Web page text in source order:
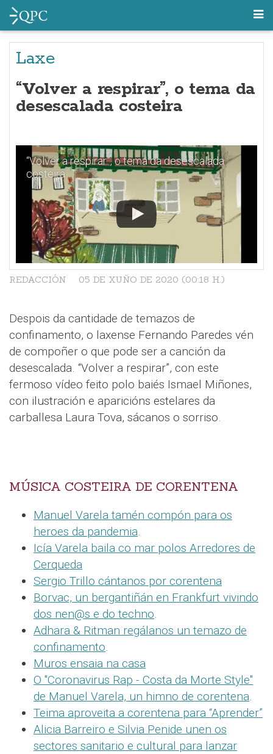
Laxe
“Volver a respirar”, o tema da
desescalada costeira
“Volver a respirar”, o tema da desescalada
costeira
05 DE XUÑO DE 2020 (00:18 H.)
REDACCIÓN
Despois da cantidade de temazos de
confinamento, o laxense Fernando Paredes vén
de compoñer o que pode ser a canción da
desescalada. “Volver a respirar”, con este
fermoso vídeo feito polo baiés Ismael Miñones,
con ilustración e aparicións estelares da
carballesa Laura Tova, sácanos o sorriso.
MÚSICA COSTEIRA DE CORENTENA
Manuel Varela tamén compón para os
heroes da pandemia.
Icía Varela baila co mar polos Arredores de
Cerqueda
Sergio Trillo cántanos por corentena
Borvac, un bergantiñán en Frankfurt vivindo
dos nen@s e do techno.
Adhara & Ritman regálanos un temazo de
confinamento.
Muros ensaia na casa
O "Coronavirus Rap - Costa da Morte Style"
de Manuel Varela, un himno de corentena.
Teima aproveita a corentena para “Aprender”
Alicia Barreiro e Silvia Penide unen os
sectores sanitario e cultural para lanzar